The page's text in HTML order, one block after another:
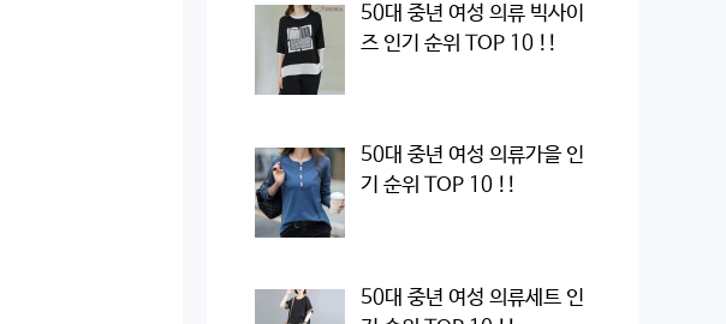
50대 중년 여성 의류 빅사이
즈 인기 순위 TOP 10 !!
50대 중년 여성 의류가을 인
기 순위 TOP 10 !!
50대 중년 여성 의류세트 인